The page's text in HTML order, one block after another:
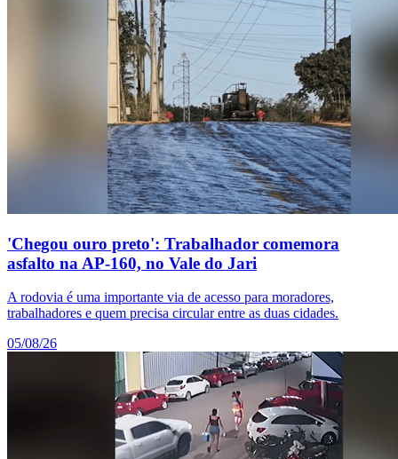
'Chegou ouro preto': Trabalhador comemora
asfalto na AP-160, no Vale do Jari
A rodovia é uma importante via de acesso para moradores,
trabalhadores e quem precisa circular entre as duas cidades.
05/08/26